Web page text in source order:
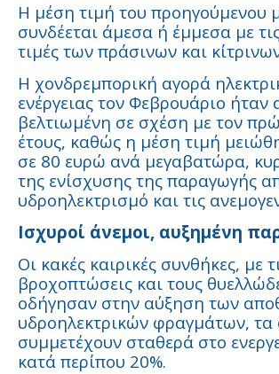
Η μέση τιμή του προηγούμενου
συνδέεται άμεσα ή έμμεσα με
τιμές των πράσινων και
Η χονδρεμπορική αγορά
ενέργειας τον Φεβρουάριο ήταν
βελτιωμένη σε σχέση με τον
έτους, καθώς η μέση τιμή
σε 80 ευρώ ανά μεγαβατώρα,
της ενίσχυσης της παραγωγής
υδροηλεκτρισμό και τις
Ισχυροί άνεμοι, αυξημένη
Οι κακές καιρικές συνθήκες, με
βροχοπτώσεις και τους
οδήγησαν στην αύξηση των
υδροηλεκτρικών φραγμάτων, τα
συμμετέχουν σταθερά στο
κατά περίπου 20%.